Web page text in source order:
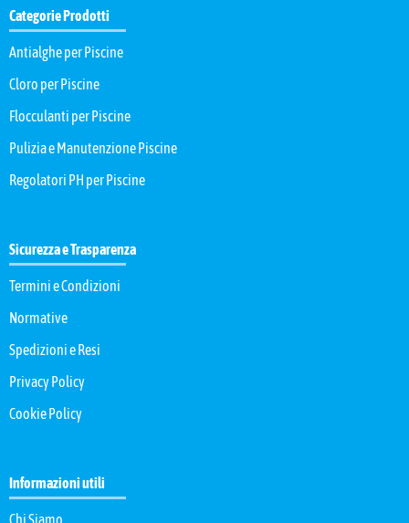
Categorie Prodotti
Antialghe per Piscine
Cloro per Piscine
Flocculanti per Piscine
Pulizia e Manutenzione Piscine
Regolatori PH per Piscine
Sicurezza e Trasparenza
Termini e Condizioni
Normative
Spedizioni e Resi
Privacy Policy
Cookie Policy
Informazioni utili
Chi Siamo